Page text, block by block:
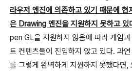
라우저 엔진에 의존하고 있기 때문에
은 Drawing 엔진을 지원하지 못하고 있
pen GL을 지원하지 않음에 따라 게임
트 컨텐츠들이 진입하지 않고 있다. 과
를 그렇게 완벽하게 지원하지 못했다